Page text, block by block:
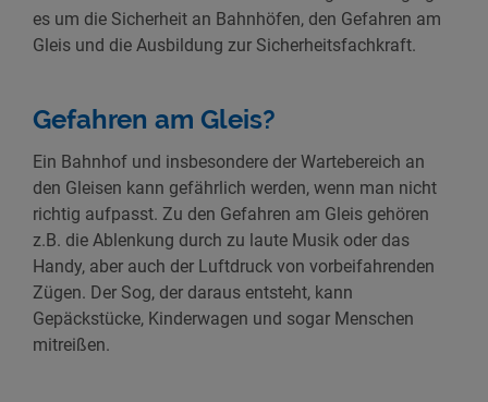
es um die Sicherheit an Bahnhöfen, den Gefahren am
Gleis und die Ausbildung zur Sicherheitsfachkraft.
Gefahren am Gleis?
Ein Bahnhof und insbesondere der Wartebereich an
den Gleisen kann gefährlich werden, wenn man nicht
richtig aufpasst. Zu den Gefahren am Gleis gehören
z.B. die Ablenkung durch zu laute Musik oder das
Handy, aber auch der Luftdruck von vorbeifahrenden
Zügen. Der Sog, der daraus entsteht, kann
Gepäckstücke, Kinderwagen und sogar Menschen
mitreißen.